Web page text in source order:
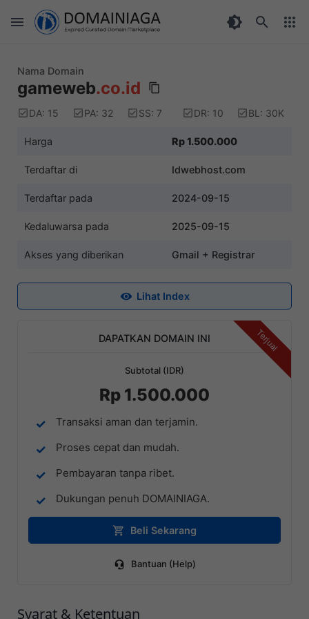
Nama Domain
gameweb.co.id
DA: 15 PA: 32 SS: 7 DR: 10 BL: 30K
Harga Rp 1.500.000
Terdaftar di Idwebhost.com
Terdaftar pada 2024-09-15
Kedaluwarsa pada 2025-09-15
Akses yang diberikan Gmail + Registrar
Lihat Index
Terjual
DAPATKAN DOMAIN INI
Subtotal (IDR)
Rp 1.500.000
Transaksi aman dan terjamin.
Proses cepat dan mudah.
Pembayaran tanpa ribet.
Dukungan penuh DOMAINIAGA.
Beli Sekarang
Bantuan (Help)
Syarat & Ketentuan